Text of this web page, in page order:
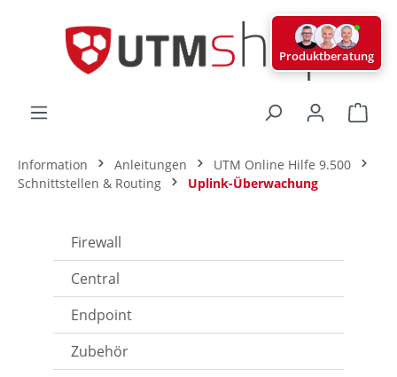
Information Anleitungen
UTM Online Hilfe 9.500
Schnittstellen & Routing
Uplink-Überwachung
Firewall
Central
Endpoint
Zubehör
Produktberatung